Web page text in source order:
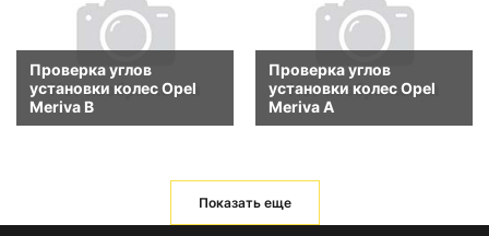
Проверка углов
установки колес Opel
Meriva B
Проверка углов
установки колес Opel
Meriva A
Показать еще